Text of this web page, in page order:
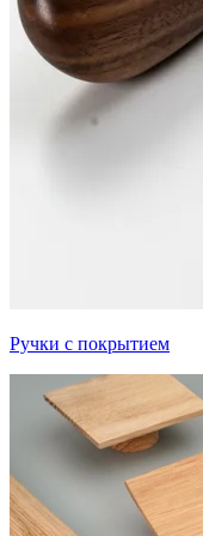
Ручки с покрытием